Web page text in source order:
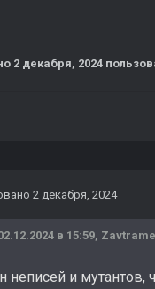
2 декабря, 2024
2 декабря, 2024
в 15:59,
неписей и мутантов,